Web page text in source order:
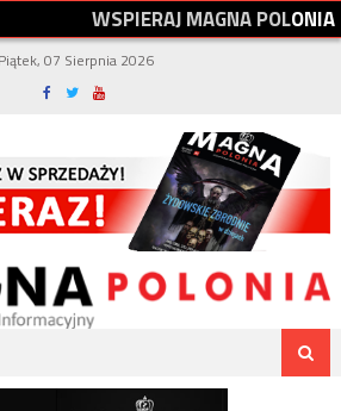
WSPIERAJMAGNAPOLONIA
Piątek, 07 Sierpnia 2026